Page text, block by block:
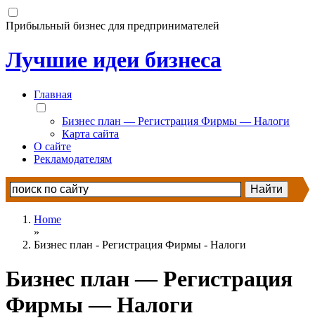
Прибыльный бизнес для предпринимателей
Лучшие идеи бизнеса
Главная
Бизнес план — Регистрация Фирмы — Налоги
Карта сайта
О сайте
Рекламодателям
Home
»
Бизнес план - Регистрация Фирмы - Налоги
Бизнес план — Регистрация
Фирмы — Налоги